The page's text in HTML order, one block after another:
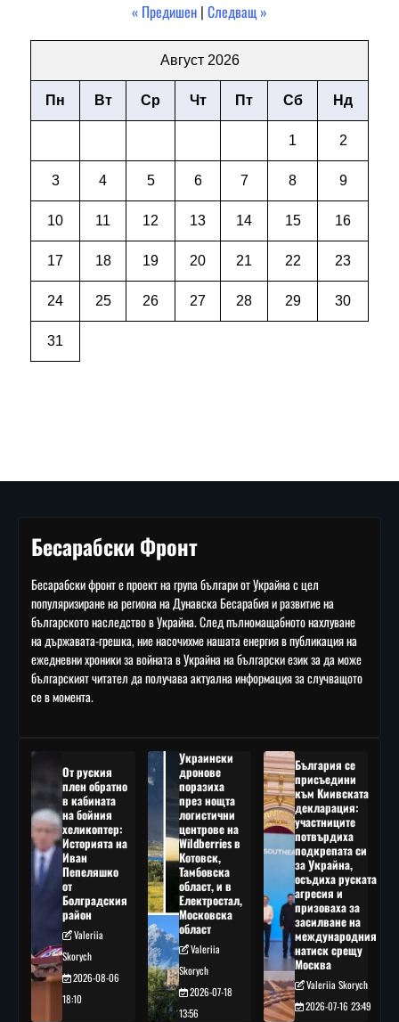
« Предишен | Следващ »
Август 2026
Пн Вт Ср Чт Пт Сб Нд
1 2
3 4 5 6 7 8 9
10 11 12 13 14 15 16
17 18 19 20 21 22 23
24 25 26 27 28 29 30
31
Бесарабски Фронт
Бесарабски фронт е проект на група българи от Украйна с цел
популяризиране на региона на Дунавска Бесарабия и развитие на
българското наследство в Украйна. След пълномащабното нахлуване
на държавата-грешка, ние насочихме нашата енергия в публикация на
ежедневни хроники за войната в Украйна на български език за да може
българският читател да получава актуална информация за случващото
се в момента.
От руския
плен обратно
в кабината
на бойния
хеликоптер:
Историята на
Иван
Пепеляшко
от
Болградския
район
Valeriia
Skorych
2026-08-06
18:10
Украински
дронове
поразиха
през нощта
логистични
центрове на
Wildberries в
Котовск,
Тамбовска
област, и в
Електростал,
Московска
област
Valeriia
Skorych
2026-07-18
13:56
България се
присъедини
към Киивската
декларация:
участниците
потвърдиха
подкрепата си
за Украйна,
осъдиха руската
агресия и
призоваха за
засилване на
международния
натиск срещу
Москва
Valeriia Skorych
2026-07-16 23:49